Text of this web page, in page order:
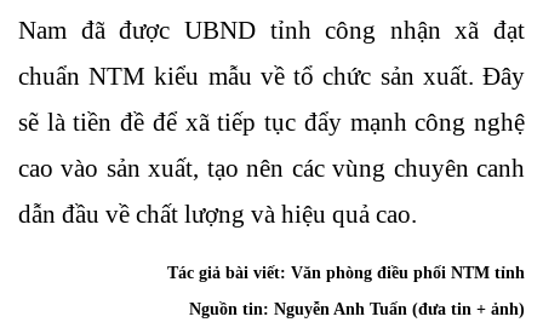
Nam đã được UBND tỉnh công nhận xã đạt
chuẩn NTM kiểu mẫu về tổ chức sản xuất. Đây
sẽ là tiền đề để xã tiếp tục đẩy mạnh công nghệ
cao vào sản xuất, tạo nên các vùng chuyên canh
dẫn đầu về chất lượng và hiệu quả cao.
Tác giả bài viết: Văn phòng điều phối NTM tỉnh
Nguồn tin: Nguyễn Anh Tuấn (đưa tin + ảnh)